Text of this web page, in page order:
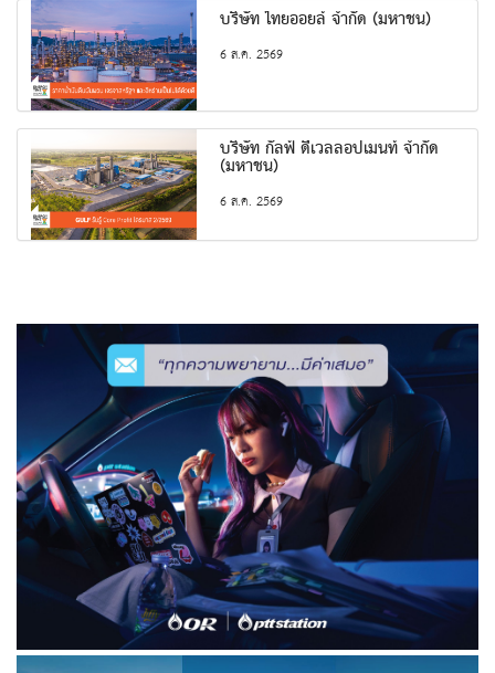
บริษัท ไทยออยล์ จำกัด (มหาชน)
6 ส.ค. 2569
บริษัท กัลฟ์ ดีเวลลอปเมนท์ จำกัด
(มหาชน)
6 ส.ค. 2569